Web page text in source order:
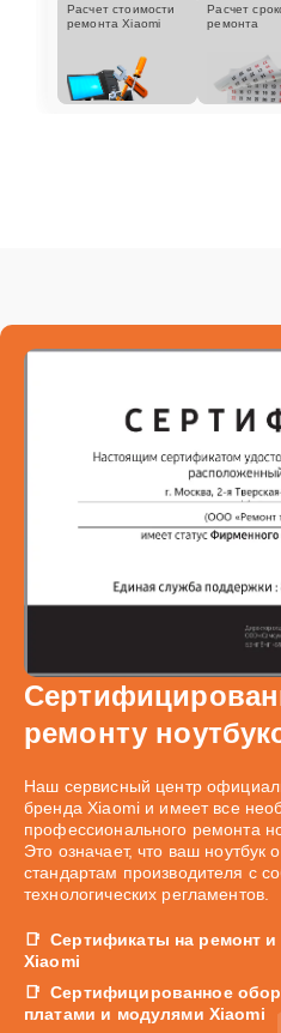
Расчет стоимости
ремонта Xiaomi
Расчет
ремонта
ремонту
Наш сервисный центр
бренда Xiaomi и имеет все
профессионального ремонта
Это означает, что ваш ноутбук
стандартам производителя с
технологических регламентов.
Сертификаты на ремонт и
Xiaomi
Сертифицированное
платами и модулями Xiaomi